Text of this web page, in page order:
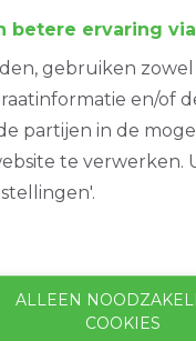
betere ervaring
gebruiken
en/of
partijen in de
te
ALLEEN
COOKIES